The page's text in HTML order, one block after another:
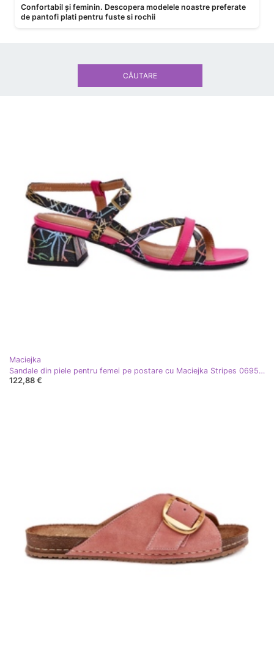
Confortabil și feminin. Descopera modelele noastre preferate
de pantofi plati pentru fuste si rochii
Maciejka
Sandale din piele pentru femei pe postare cu Maciejka Stripes 06959-39 Fuksja roz
122,88 €
CĂUTARE